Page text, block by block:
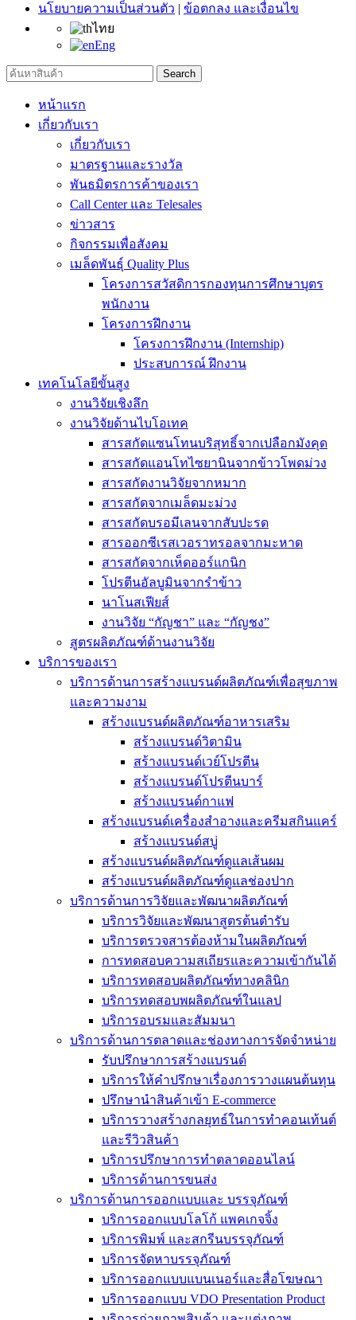
นโยบายความเป็นส่วนตัว | ข้อตกลง และเงื่อนไข
ไทย
Eng
Search
หน้าแรก
เกี่ยวกับเรา
เกี่ยวกับเรา
มาตรฐานและรางวัล
พันธมิตรการค้าของเรา
Call Center และ Telesales
ข่าวสาร
กิจกรรมเพื่อสังคม
เมล็ดพันธุ์ Quality Plus
โครงการสวัสดิการกองทุนการศึกษาบุตร
พนักงาน
โครงการฝึกงาน
โครงการฝึกงาน (Internship)
ประสบการณ์ ฝึกงาน
เทคโนโลยีขั้นสูง
งานวิจัยเชิงลึก
งานวิจัยด้านไบโอเทค
สารสกัดแซนโทนบริสุทธิ์จากเปลือกมังคุด
สารสกัดแอนโทไซยานินจากข้าวโพดม่วง
สารสกัดงานวิจัยจากหมาก
สารสกัดจากเมล็ดมะม่วง
สารสกัดบรอมีเลนจากสับปะรด
สารออกซีเรสเวอราทรอลจากมะหาด
สารสกัดจากเห็ดออร์แกนิก
โปรตีนอัลบูมินจากรำข้าว
นาโนสเฟียส์
งานวิจัย “กัญชา” และ “กัญชง”
สูตรผลิตภัณฑ์ด้านงานวิจัย
บริการของเรา
บริการด้านการสร้างแบรนด์ผลิตภัณฑ์เพื่อสุขภาพ
และความงาม
สร้างแบรนด์ผลิตภัณฑ์อาหารเสริม
สร้างแบรนด์วิตามิน
สร้างแบรนด์เวย์โปรตีน
สร้างแบรนด์โปรตีนบาร์
สร้างแบรนด์กาแฟ
สร้างแบรนด์เครื่องสำอางและครีมสกินแคร์
สร้างแบรนด์สบู่
สร้างแบรนด์ผลิตภัณฑ์ดูแลเส้นผม
สร้างแบรนด์ผลิตภัณฑ์ดูแลช่องปาก
บริการด้านการวิจัยและพัฒนาผลิตภัณฑ์
บริการวิจัยและพัฒนาสูตรต้นตำรับ
บริการตรวจสารต้องห้ามในผลิตภัณฑ์
การทดสอบความสเถียรและความเข้ากันได้
บริการทดสอบผลิตภัณฑ์ทางคลินิก
บริการทดสอบพผลิตภัณฑ์ในแลป
บริการอบรมและสัมมนา
บริการด้านการตลาดและช่องทางการจัดจำหน่าย
รับปรึกษาการสร้างแบรนด์
บริการให้คำปรึกษาเรื่องการวางแผนต้นทุน
ปรึกษานำสินค้าเข้า E-commerce
บริการวางสร้างกลยุทธ์ในการทำคอนเท้นต์
และรีวิวสินค้า
บริการปรึกษาการทำตลาดออนไลน์
บริการด้านการขนส่ง
บริการด้านการออกแบบและ บรรจุภัณฑ์
บริการออกแบบโลโก้ แพคเกจจิ้ง
บริการพิมพ์ และสกรีนบรรจุภัณฑ์
บริการจัดหาบรรจุภัณฑ์
บริการออกแบบแบนเนอร์และสื่อโฆษณา
บริการออกแบบ VDO Presentation Product